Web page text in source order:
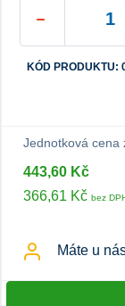
KÓD PRODUKTU:
Jednotková cena
443,60 Kč
366,61 Kč bez
Máte u